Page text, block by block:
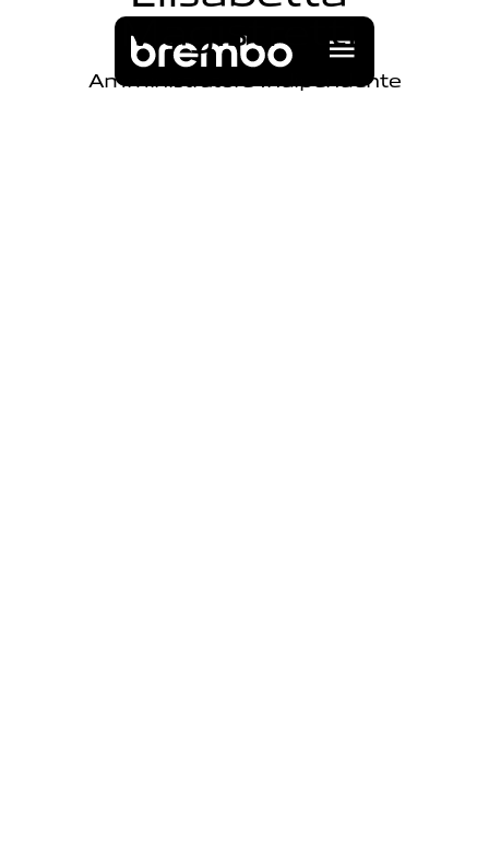
M
ag ist re ti
Amministratore Indipendente